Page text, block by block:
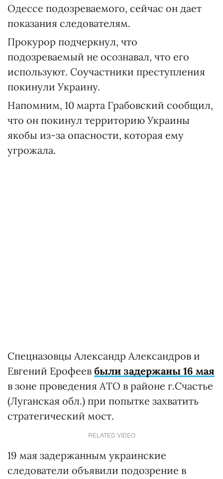
Одессе подозреваемого, сейчас он дает
показания следователям.
Прокурор подчеркнул, что
подозреваемый не осознавал, что его
используют. Соучастники преступления
покинули Украину.
Напомним, 10 марта Грабовский сообщил,
что он покинул территорию Украины
якобы из-за опасности, которая ему
угрожала.
Спецназовцы Александр Александров и
Евгений Ерофеев были задержаны 16 мая
в зоне проведения АТО в районе г.Счастье
(Луганская обл.) при попытке захватить
стратегический мост.
RELATED VIDEO
19 мая задержанным украинские
следователи объявили подозрение в